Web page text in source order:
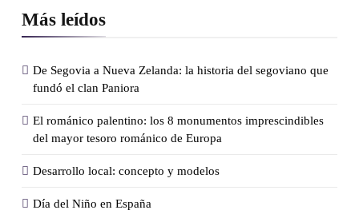
Más leídos
De Segovia a Nueva Zelanda: la historia del segoviano que
fundó el clan Paniora
El románico palentino: los 8 monumentos imprescindibles
del mayor tesoro románico de Europa
Desarrollo local: concepto y modelos
Día del Niño en España